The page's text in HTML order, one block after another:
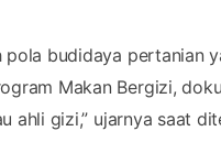
pola budidaya pertanian
Makan Bergizi,
ahli gizi,” ujarnya saat